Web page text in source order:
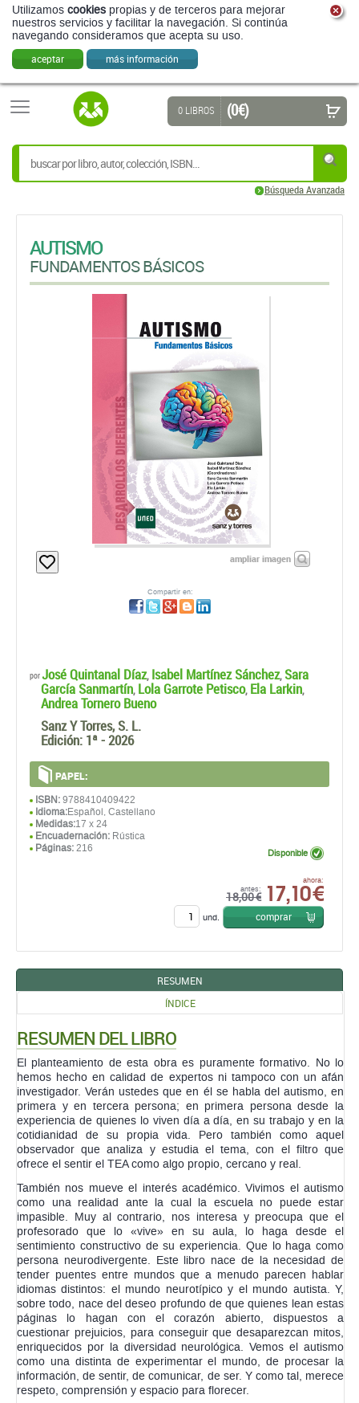
Búsqueda Avanzada
0 LIBROS (0 €)
AUTISMO
FUNDAMENTOS BÁSICOS
ampliar imagen
Compartir en:
,Isabel Martínez Sánchez
García Sanmartín,Lola Garrote Petisco
Andrea Tornero Bueno
PAPEL:
Idioma: Español, Castellano
Medidas:17 x 24
Páginas:216
ÍNDICE
RESUMEN DEL LIBRO
El planteamiento de esta obra es puramente formativo. No lo
hemos hecho en calidad de expertos ni tampoco con un afán
investigador. Verán ustedes que en él se habla del autismo, en
experiencia de quienes lo viven día a día, en su trabajo y en la
cotidianidad de su propia vida. Pero también como aquel
observador que analiza y estudia el tema, con el filtro que
ofrece el sentir el TEA como algo propio, cercano y real.
También nos mueve el interés académico. Vivimos el autismo
como una realidad ante la cual la escuela no puede estar
impasible. Muy al contrario, nos interesa y preocupa que el
profesorado que lo «vive» en su aula, lo haga desde el
sentimiento constructivo de su experiencia. Que lo haga como
tender puentes entre mundos que a menudo parecen hablar
idiomas distintos: el mundo neurotípico y el mundo autista. Y,
sobre todo, nace del deseo profundo de que quienes lean estas
páginas lo hagan con el corazón abierto, dispuestos a
cuestionar prejuicios, para conseguir que desaparezcan mitos,
enriquecidos por la diversidad neurológica. Vemos el autismo
como una distinta de experimentar el mundo, de procesar la
información, de sentir, de comunicar, de ser. Y como tal, merece
respeto, comprensión y espacio para florecer.
A lo largo de la obra, encontrarán reflexiones profundas, lo
mismo que explicaciones claras y accesibles sobre qué es el
autismo, cómo se manifiesta, cómo se vive y cómo debe
afrontarse para incluirlo en nuestra vida; escolar, pero también
social. Y ayudará a cuestionarse el papel y la función que